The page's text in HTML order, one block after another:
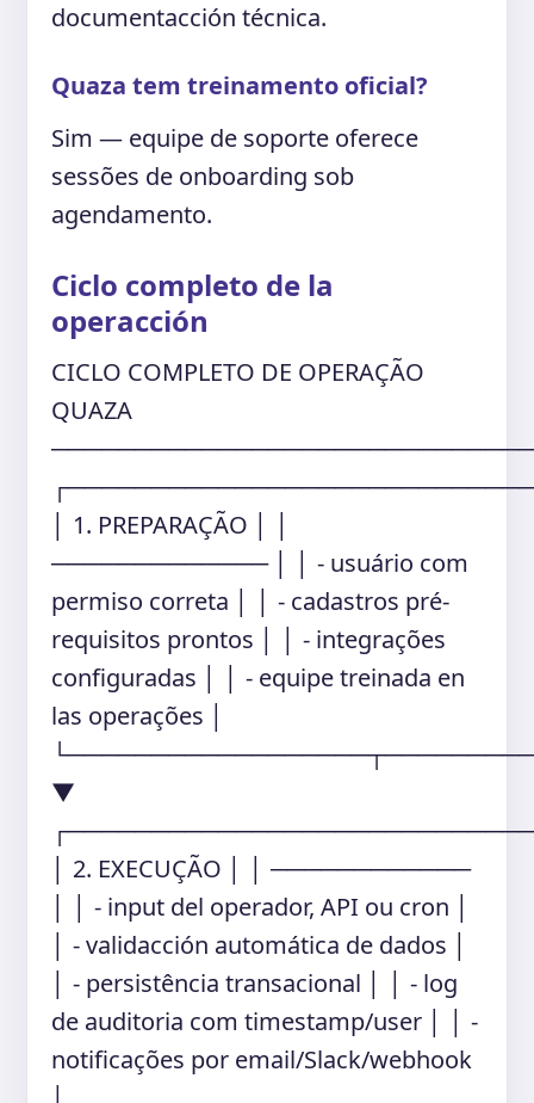
documentacción técnica.
Quaza tem treinamento oficial?
Sim — equipe de soporte oferece
sessões de onboarding sob
agendamento.
Ciclo completo de la
operacción
CICLO COMPLETO DE OPERAÇÃO
QUAZA
│ 1. PREPARAÇÃO │ │
───────────── │ │ - usuário com
permiso correta │ │ - cadastros pré-
requisitos prontos │ │ - integrações
configuradas │ │ - equipe treinada en
las operações │
▼
│ 2. EXECUÇÃO │ │ ────────────
│ │ - input del operador, API ou cron │
│ - validacción automática de dados │
│ - persistência transacional │ │ - log
de auditoria com timestamp/user │ │ -
notificações por email/Slack/webhook